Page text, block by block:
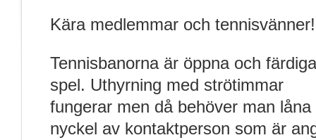
Kära medlemmar och tennisvänner!
Tennisbanorna är öppna och
spel. Uthyrning med strötimmar
fungerar men då behöver man låna
nyckel av kontaktperson som är